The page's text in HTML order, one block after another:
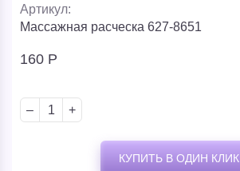
Артикул:
Массажная расческа 627-8651
160 Р
– +
КУПИТЬ В ОДИН КЛИК
Ваш e-mail